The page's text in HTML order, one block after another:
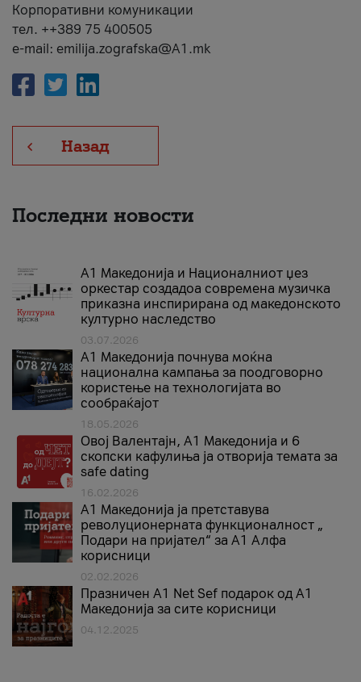
Корпоративни комуникации
тел. ++389 75 400505
e-mail: emilija.zografska@A1.mk
Назад
Последни новости
А1 Македонија и Националниот џез
оркестар создадоа современа музичка
приказна инспирирана од македонското
културно наследство
03.07.2026
A1 Македонија почнува моќна
национална кампања за поодговорно
користење на технологијата во
сообраќајот
18.05.2026
Овој Валентајн, A1 Македонија и 6
скопски кафулиња ја отворија темата за
safe dating
16.02.2026
А1 Македонија ја претставува
револуционерната функционалност „
Подари на пријател“ за А1 Алфа
корисници
02.02.2026
Празничен A1 Net Sеf подарок од А1
Македонија за сите корисници
04.12.2025